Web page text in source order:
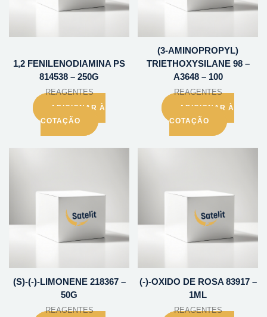
1,2 FENILENODIAMINA PS
814538 – 250G
REAGENTES
ADICIONAR À
COTAÇÃO
(3-AMINOPROPYL)
TRIETHOXYSILANE 98 –
A3648 – 100
REAGENTES
ADICIONAR À
COTAÇÃO
(S)-(-)-LIMONENE 218367 –
50G
REAGENTES
(-)-OXIDO DE ROSA 83917 –
1ML
REAGENTES